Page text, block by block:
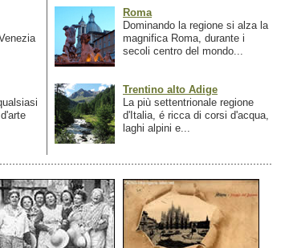
Roma
Dominando la regione si alza la
magnifica Roma, durante i
secoli centro del mondo...
Trentino alto Adige
La più settentrionale regione
d'Italia, é ricca di corsi d'acqua,
laghi alpini e...